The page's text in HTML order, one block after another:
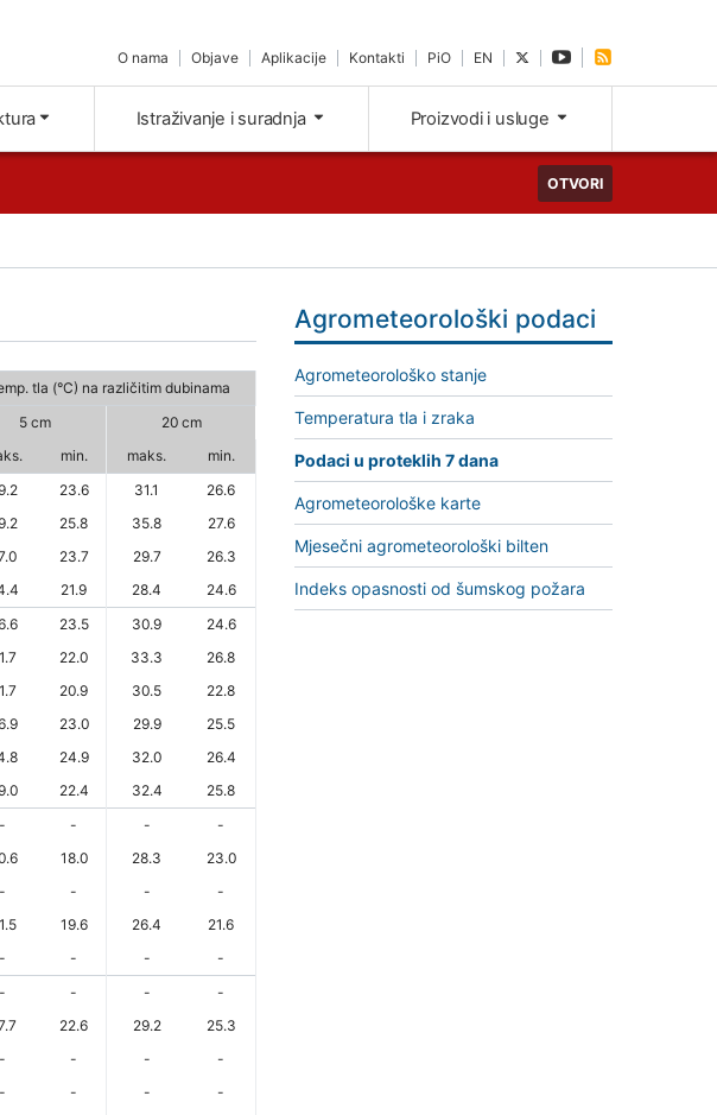
O nama Objave Aplikacije Kontakti PiO EN
Istraživanje i suradnja Proizvodi i usluge
OTVORI
tla (°C) na različitim dubinama
5 cm
20 cm
min. maks.
min.
23.6 31.1
26.6
25.8 35.8
27.6
23.7 29.7
26.3
21.9 28.4
24.6
23.5 30.9
24.6
22.0 33.3
26.8
20.9 30.5
22.8
23.0 29.9
25.5
24.9 32.0
26.4
22.4 32.4
25.8
- - -
-
18.0 28.3
23.0
- - -
-
19.6 26.4
21.6
- - -
-
- - -
-
22.6 29.2
25.3
- - -
-
- - -
-
Agrometeorološki podaci
Agrometeorološko stanje
Temperatura tla i zraka
Podaci u proteklih 7 dana
Agrometeorološke karte
Mjesečni agrometeorološki bilten
Indeks opasnosti od šumskog požara